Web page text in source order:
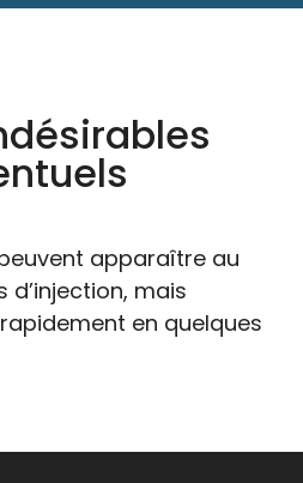
apparaître au
d’injection, mais
en quelques